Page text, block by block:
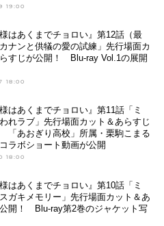
19:00
様はあくまでチョロい』第12話（最
ナンと供犠の愛の試練」先行場面カ
すじが公開！ Blu-ray Vol.1の展開
18:00
様はあくまでチョロい』第11話「ミ
れラブ」先行場面カット＆あらすじ
「あおぎり高校」所属・栗駒こまる
ラボショート動画が公開
18:00
様はあくまでチョロい』第10話「ミ
ガキメモリー」先行場面カット＆あ
開！ Blu-ray第2巻のジャケット写